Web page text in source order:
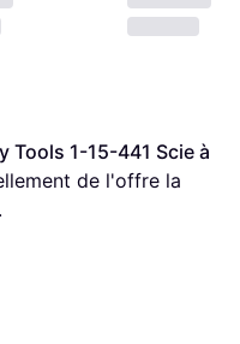
Tools 1-15-441 Scie à
de l'offre la